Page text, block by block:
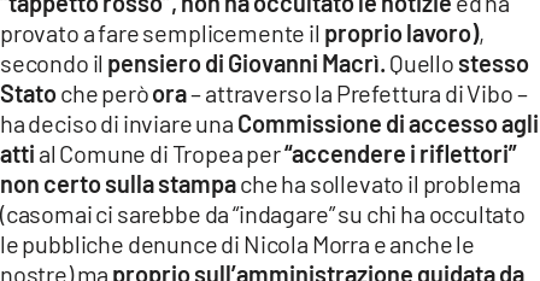
provato a fare semplicemente il proprio lavoro),
secondo il pensiero di Giovanni Macrì. Quello stesso
Statoche peròora– attraverso la Prefettura di Vibo –
ha deciso di inviare una Commissione di accesso agli
atti al Comune di Tropea per“accendere i riflettori”
non certo sulla stampache ha sollevato il problema
(casomai ci sarebbe da “indagare” su chi ha occultato
le pubbliche denunce di Nicola Morra e anche le
nostre) ma proprio sull’amministrazione guidata da